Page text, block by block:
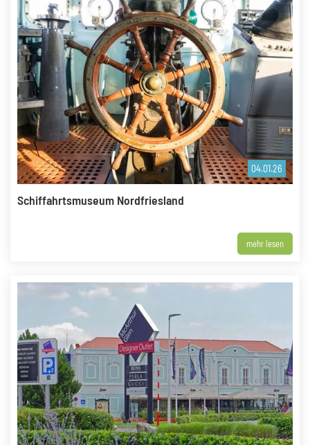
04.01.26
Schiffahrtsmuseum Nordfriesland
mehr lesen